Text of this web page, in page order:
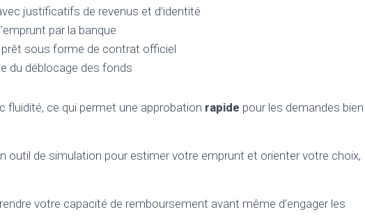
justificatifs de revenus et d’identité
par la banque
prêt sous forme de contrat officiel
du déblocage des fonds
fluidité, ce qui permet une approbation rapide pour les demandes bien
outil de simulation pour estimer votre emprunt et orienter votre choix,
votre capacité de remboursement avant même d’engager les